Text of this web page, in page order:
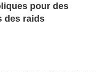
pour des
des raids